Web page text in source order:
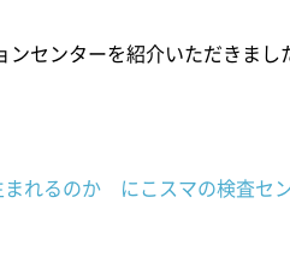
センターを紹介いただきまし
まれるのか にこスマの検査セ